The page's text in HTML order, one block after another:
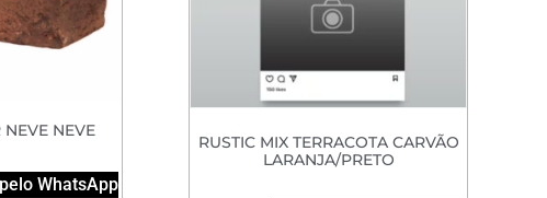
NEVE NEVE
WhatsApp
RUSTIC MIX TERRACOTA CARVÃO
LARANJA/PRETO